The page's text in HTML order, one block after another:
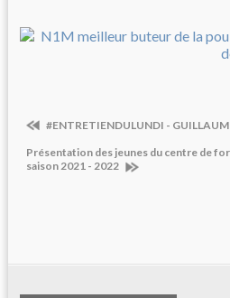
#ENTRETIENDULUNDI -
Présentation des jeunes du centre de
saison 2021 - 2022